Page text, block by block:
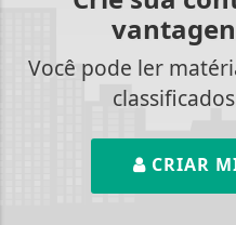
Você pode ler
CRIAR